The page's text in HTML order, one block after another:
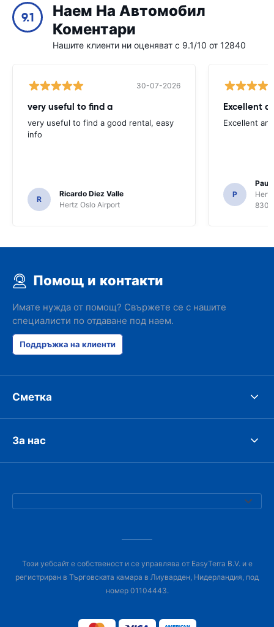
9.1
Наем На Автомобил
Коментари
Нашите клиенти ни оценяват с 9.1/10 от 12840
30-07-2026
very useful to find a
very useful to find a good rental, easy
info
R
Ricardo Diez Valle
Hertz Oslo Airport
Excellent
Excellent
P
Paul
8300
Помощ и контакти
Имате нужда от помощ? Свържете се с нашите
специалисти по отдаване под наем.
Поддръжка на клиенти
Сметка
За нас
Този уебсайт е собственост и се управлява от EasyTerra B.V. и е
регистриран в Търговската камара в Лиуварден, Нидерландия, под
номер 01104443.